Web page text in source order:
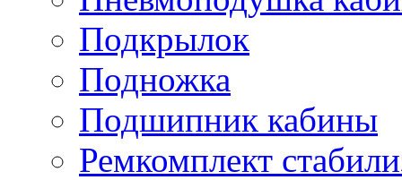
Подкрылок
Подножка
Подшипник кабины
Ремкомплект